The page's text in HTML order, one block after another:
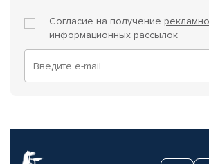
Согласие на получение
информационных рассылок